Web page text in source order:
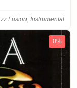
Fusion, Instrumental
0%